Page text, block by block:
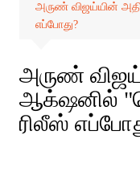
அருண் விஜய்யின்
எப்போது?
அருண்
ஆக்‌ஷனில்
ரிலீஸ்